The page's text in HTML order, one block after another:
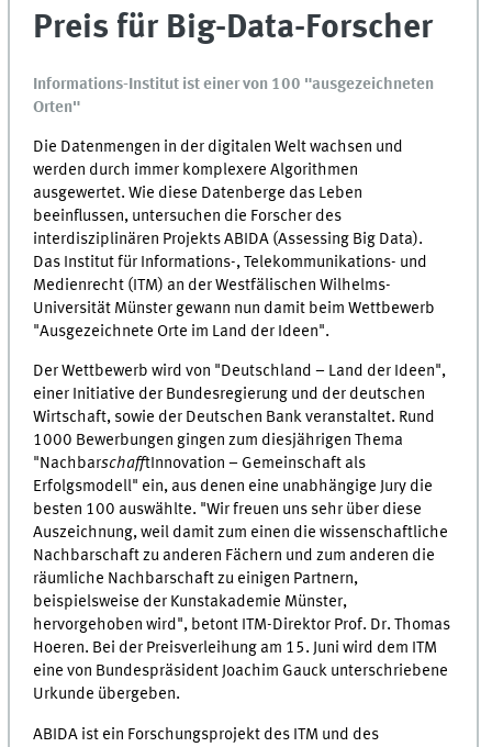
Preis für Big-Data-Forscher
Informations-Institut ist einer von 100 "ausgezeichneten
Orten"
Die Datenmengen in der digitalen Welt wachsen und
werden durch immer komplexere Algorithmen
ausgewertet. Wie diese Datenberge das Leben
beeinflussen, untersuchen die Forscher des
interdisziplinären Projekts ABIDA (Assessing Big Data).
Das Institut für Informations-, Telekommunikations- und
Medienrecht (ITM) an der Westfälischen Wilhelms-
Universität Münster gewann nun damit beim Wettbewerb
"Ausgezeichnete Orte im Land der Ideen".
Der Wettbewerb wird von "Deutschland – Land der Ideen",
einer Initiative der Bundesregierung und der deutschen
Wirtschaft, sowie der Deutschen Bank veranstaltet. Rund
1000 Bewerbungen gingen zum diesjährigen Thema
"NachbarschafftInnovation – Gemeinschaft als
Erfolgsmodell" ein, aus denen eine unabhängige Jury die
besten 100 auswählte. "Wir freuen uns sehr über diese
Auszeichnung, weil damit zum einen die wissenschaftliche
Nachbarschaft zu anderen Fächern und zum anderen die
räumliche Nachbarschaft zu einigen Partnern,
beispielsweise der Kunstakademie Münster,
hervorgehoben wird", betont ITM-Direktor Prof. Dr. Thomas
Hoeren. Bei der Preisverleihung am 15. Juni wird dem ITM
eine von Bundespräsident Joachim Gauck unterschriebene
Urkunde übergeben.
ABIDA ist ein Forschungsprojekt des ITM und des